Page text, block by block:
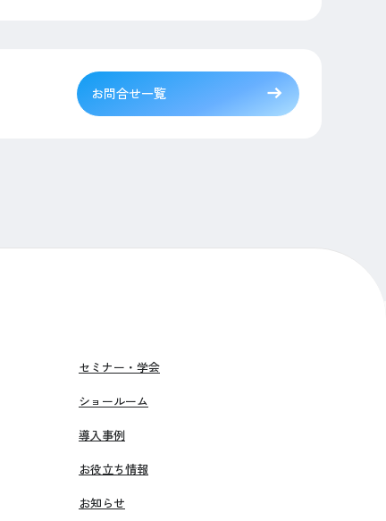
お問合せ一覧
セミナー・学会
ショールーム
導入事例
お役立ち情報
お知らせ